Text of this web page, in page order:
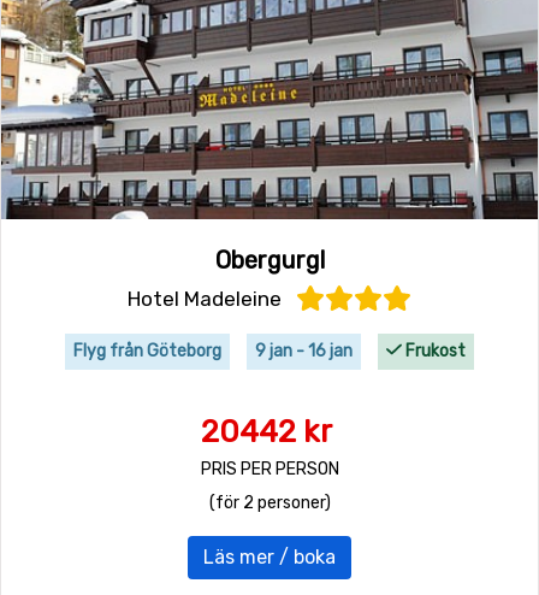
Obergurgl
Hotel Madeleine
Flyg från Göteborg 9 jan - 16 jan Frukost
20442 kr
PRIS PER PERSON
(för 2 personer)
Läs mer / boka